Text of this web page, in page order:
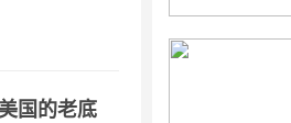
国的老底